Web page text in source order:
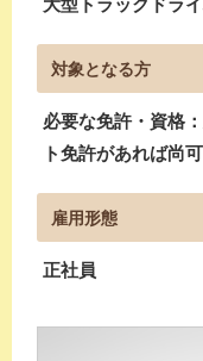
対象となる方
必要な免許・資格
ト免許があれば尚可
雇用形態
正社員